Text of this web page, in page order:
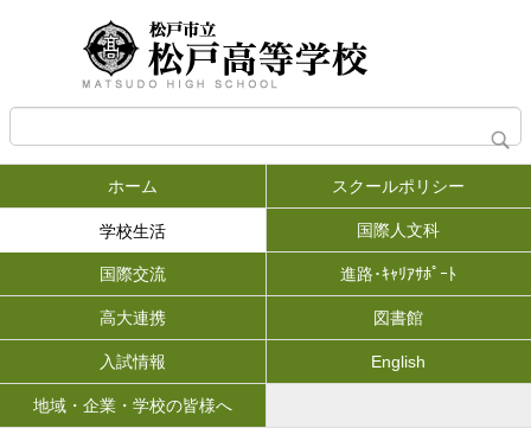
ホーム スクールポリシー
学校生活 国際人文科
国際交流 進路･ｷｬﾘｱｻﾎﾟｰﾄ
高大連携 図書館
入試情報 English
地域・企業・学校の皆様へ